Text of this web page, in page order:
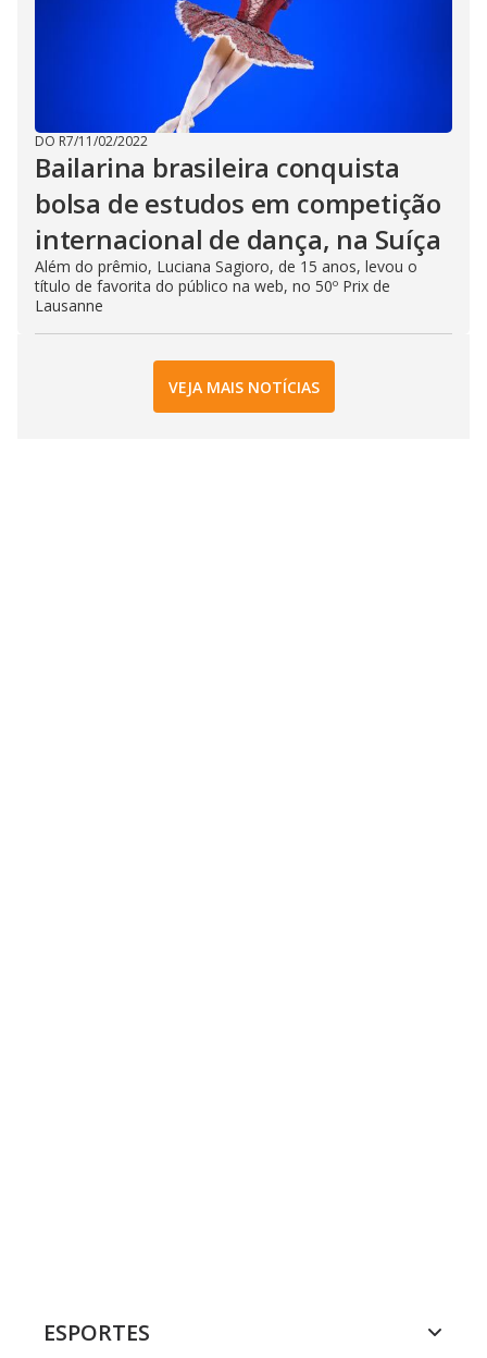
DO R7/11/02/2022
Bailarina brasileira conquista
bolsa de estudos em competição
internacional de dança, na Suíça
Além do prêmio, Luciana Sagioro, de 15 anos, levou o
título de favorita do público na web, no 50º Prix de
Lausanne
VEJA MAIS NOTÍCIAS
ESPORTES